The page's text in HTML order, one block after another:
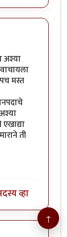
अश्या
मस्त
ती
व्हा
↑